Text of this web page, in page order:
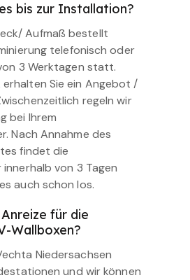
bis zur Installation?
Aufmaß bestellt
telefonisch oder
3 Werktagen statt.
Sie ein Angebot /
regeln wir
bei Ihrem
Nach Annahme des
findet die
von 3 Tagen
auch schon los.
für die
Wallboxen?
Niedersachsen
und wir können